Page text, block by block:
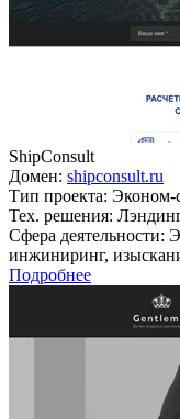
ShipConsult
Домен: shipconsult.ru
Тип проекта: Эконом-
Тех. решения:
Сфера деятельности:
инжиниринг,
Подробнее